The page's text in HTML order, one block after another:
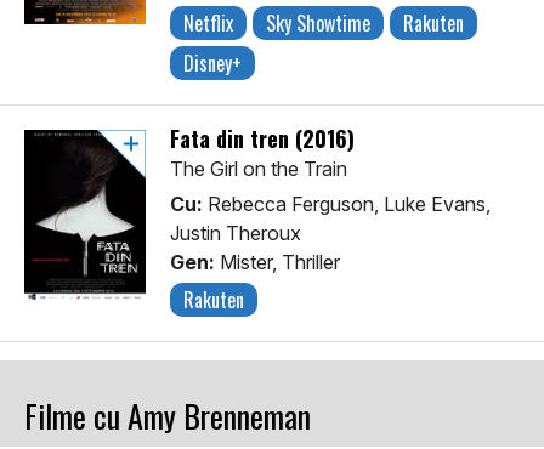
Netflix Sky Showtime
Rakuten
Disney+
Fata din tren (2016)
The Girl on the Train
Cu: Rebecca Ferguson, Luke Evans,
Justin Theroux
Gen: Mister, Thriller
Rakuten
Filme cu Amy Brenneman